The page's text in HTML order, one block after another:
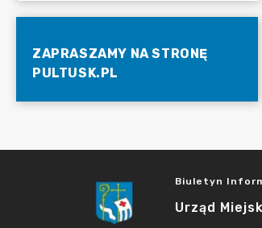
ZAPRASZAMY NA STRONĘ
PULTUSK.PL
Biuletyn
Urząd